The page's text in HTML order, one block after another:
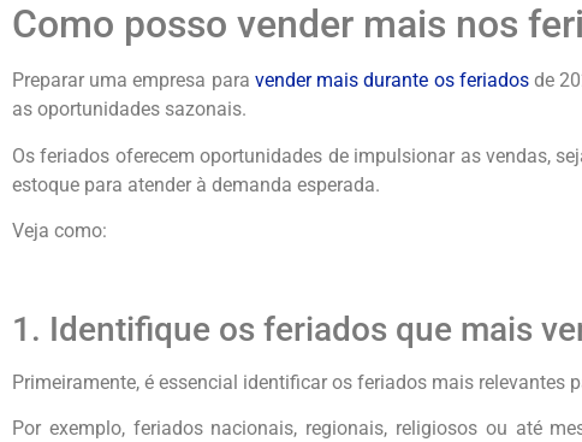
Como posso vender mais nos
Preparar uma empresa para vender mais durante os feriadosde
as oportunidades sazonais.
Os feriados oferecem oportunidades de impulsionar as vendas,
estoque para atender à demanda esperada.
Veja como:
1. Identifique os feriados que mais
Primeiramente, é essencial identificar os feriados mais
Por exemplo, feriados nacionais, regionais, religiosos ou até